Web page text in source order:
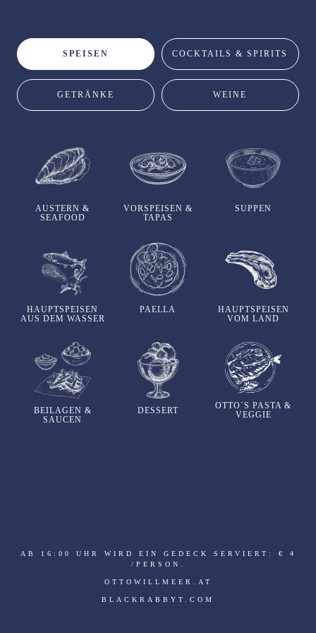
SPEISEN
GETRÄNKE
COCKTAILS & SPIRITS
WEINE
AUSTERN &
SEAFOOD
VORSPEISEN &
TAPAS
SUPPEN
HAUPTSPEISEN
AUS DEM WASSER
PAELLA
HAUPTSPEISEN
VOM LAND
BEILAGEN &
SAUCEN
DESSERT
OTTO´S PASTA &
VEGGIE
AB 16:00 UHR WIRD EIN GEDECK SERVIERT: € 4
/PERSON.
OTTOWILLMEER.AT
BLACKRABBYT.COM